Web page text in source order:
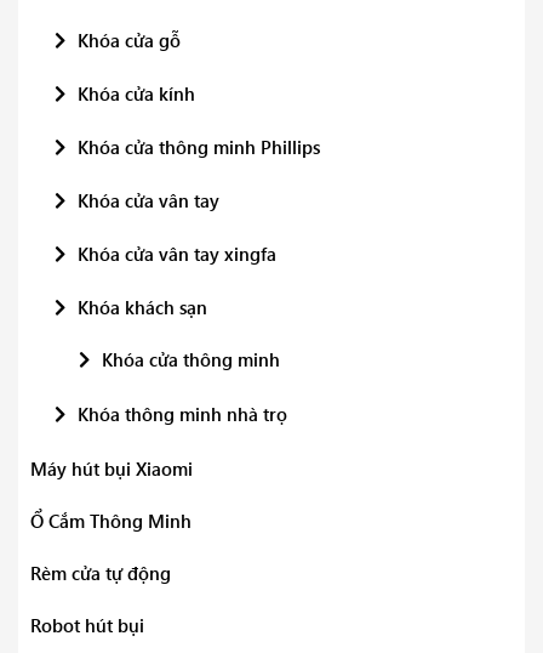
Khóa cửa gỗ
Khóa cửa kính
Khóa cửa thông minh Phillips
Khóa cửa vân tay
Khóa cửa vân tay xingfa
Khóa khách sạn
Khóa cửa thông minh
Khóa thông minh nhà trọ
Máy hút bụi Xiaomi
Ổ Cắm Thông Minh
Rèm cửa tự động
Robot hút bụi